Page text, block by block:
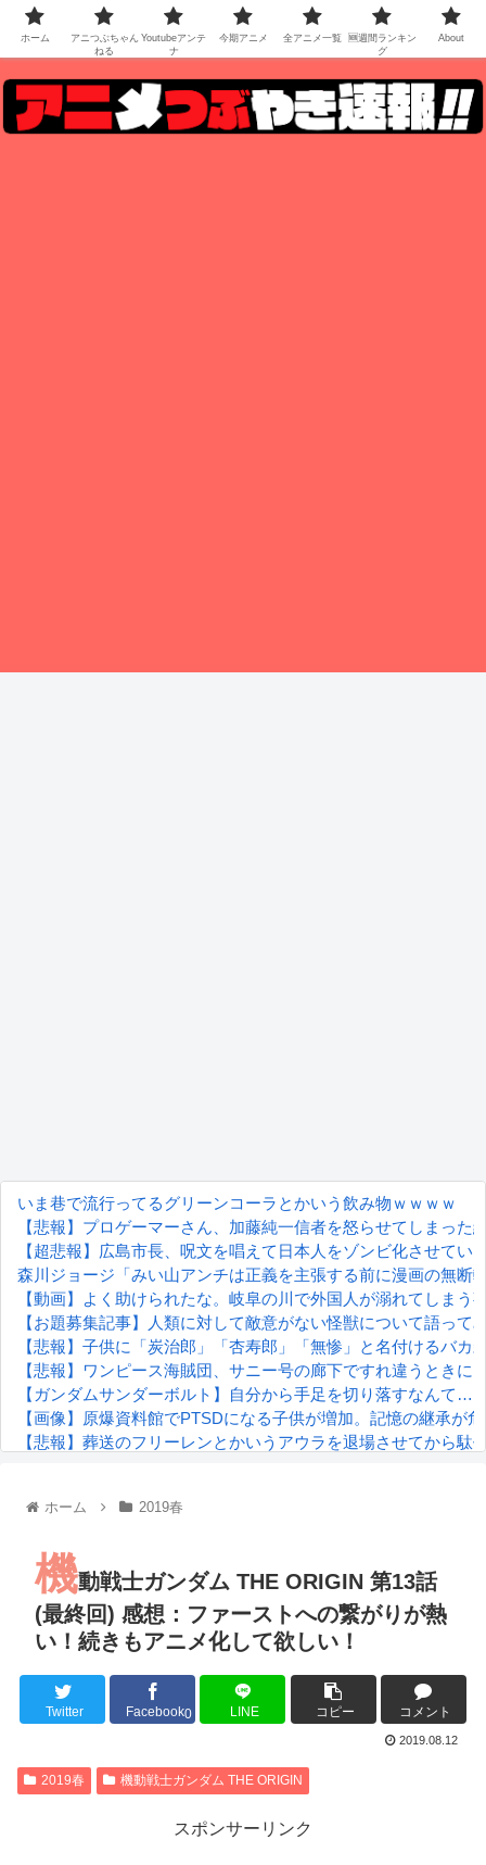
いま巷で流行ってるグリーンコーラとかいう飲み物ｗｗｗｗ
【悲報】プロゲーマーさん、加藤純一信者を怒らせてしまった
【超悲報】広島市長、呪文を唱えて日本人をゾンビ化させてい
森川ジョージ「みい山アンチは正義を主張する前に漫画の無
【動画】よく助けられたな。岐阜の川で外国人が溺れてしまう
【お題募集記事】人類に対して敵意がない怪獣について語って
【悲報】子供に「炭治郎」「杏寿郎」「無惨」と名付けるバカ
【悲報】ワンピース海賊団、サニー号の廊下ですれ違うときに
【ガンダムサンダーボルト】自分から手足を切り落すなんて…
【画像】原爆資料館でPTSDになる子供が増加。記憶の継承が
【悲報】葬送のフリーレンとかいうアウラを退場させてから駄
『進撃の巨人』で一番面白いところってｗｗｗｗｗ
るろうに剣心 -明治剣客浪漫譚- 京都動乱 第33話の感想
同盟、帝国、フェザーン。生まれるなら何処がいいか問題！
Powered by livedoor 相互RSS
ホーム 2019春
機動戦士ガンダム THE ORIGIN 第13話
(最終回) 感想：ファーストへの繋がりが熱
い！続きもアニメ化して欲しい！
Twitter Facebook0 LINE コピー コメント
2019.08.12
2019春 機動戦士ガンダム THE ORIGIN
スポンサーリンク
ホーム
アニつぶちゃん
ねる
Youtubeアンテ
ナ
今期アニメ 全アニメ一覧
🆕週間ランキン
グ
About